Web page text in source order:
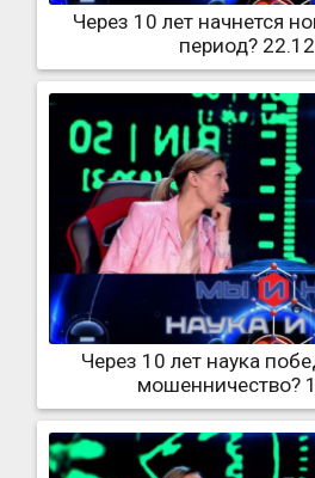
Через 10 лет начнется
период?
Через 10 лет наука
мошенничество?